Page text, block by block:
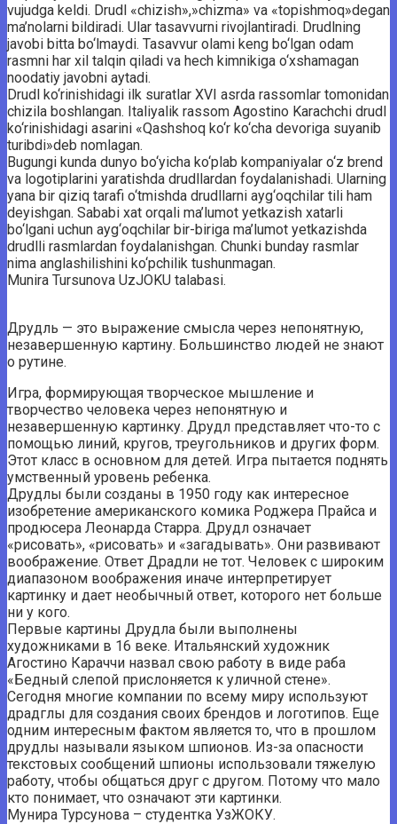
vujudga keldi. Drudl «chizish»,»chizma» va «topishmoq»degan
ma’nolarni bildiradi. Ular tasavvurni rivojlantiradi. Drudlning
javobi bitta bo‘lmaydi. Tasavvur olami keng bo‘lgan odam
rasmni har xil talqin qiladi va hech kimnikiga o‘xshamagan
noodatiy javobni aytadi.
Drudl ko‘rinishidagi ilk suratlar XVI asrda rassomlar tomonidan
chizila boshlangan. Italiyalik rassom Agostino Karachchi drudl
ko‘rinishidagi asarini «Qashshoq ko‘r ko‘cha devoriga suyanib
turibdi»deb nomlagan.
Bugungi kunda dunyo bo‘yicha ko‘plab kompaniyalar o‘z brend
va logotiplarini yaratishda drudllardan foydalanishadi. Ularning
yana bir qiziq tarafi o‘tmishda drudllarni ayg‘oqchilar tili ham
deyishgan. Sababi xat orqali ma’lumot yetkazish xatarli
bo‘lgani uchun ayg‘oqchilar bir-biriga ma’lumot yetkazishda
drudlli rasmlardan foydalanishgan. Chunki bunday rasmlar
nima anglashilishini ko‘pchilik tushunmagan.
Munira Tursunova UzJOKU talabasi.
Друдль — это выражение смысла через непонятную,
незавершенную картину. Большинство людей не знают
о рутине.
Игра, формирующая творческое мышление и
творчество человека через непонятную и
незавершенную картинку. Друдл представляет что-то с
помощью линий, кругов, треугольников и других форм.
Этот класс в основном для детей. Игра пытается поднять
умственный уровень ребенка.
Друдлы были созданы в 1950 году как интересное
изобретение американского комика Роджера Прайса и
продюсера Леонарда Старра. Друдл означает
«рисовать», «рисовать» и «загадывать». Они развивают
воображение. Ответ Драдли не тот. Человек с широким
диапазоном воображения иначе интерпретирует
картинку и дает необычный ответ, которого нет больше
ни у кого.
Первые картины Друдла были выполнены
художниками в 16 веке. Итальянский художник
Агостино Караччи назвал свою работу в виде раба
«Бедный слепой прислоняется к уличной стене».
Сегодня многие компании по всему миру используют
драдглы для создания своих брендов и логотипов. Еще
одним интересным фактом является то, что в прошлом
друдлы называли языком шпионов. Из-за опасности
текстовых сообщений шпионы использовали тяжелую
работу, чтобы общаться друг с другом. Потому что мало
кто понимает, что означают эти картинки.
Мунира Турсунова – студентка УзЖОКУ.